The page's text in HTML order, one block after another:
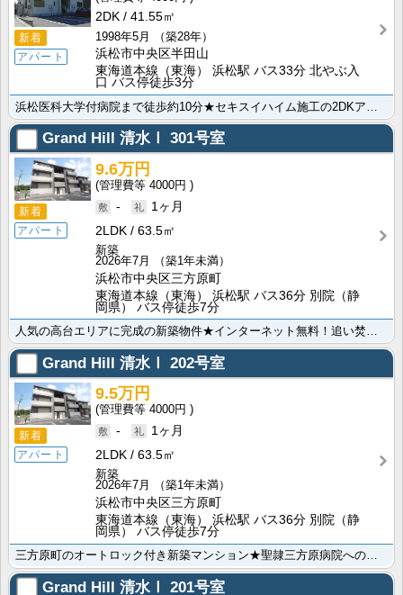
新着
アパート
2DK
41.55㎡
1998年5月
（築28年）
浜松市中央区半田山
東海道本線（東海） 浜松駅 バス33分 北やぶ入
口 バス停徒歩3分
Grand Hill 清水Ⅰ 301号室
新着
アパート
9.6万円
4000円
-
1ヶ月
2LDK
63.5㎡
新築
2026年7月
（築1年未満）
浜松市中央区三方原町
東海道本線（東海） 浜松駅 バス36分 別院（静
岡県） バス停徒歩7分
Grand Hill 清水Ⅰ 202号室
新着
アパート
9.5万円
4000円
-
1ヶ月
2LDK
63.5㎡
新築
2026年7月
（築1年未満）
浜松市中央区三方原町
東海道本線（東海） 浜松駅 バス36分 別院（静
岡県） バス停徒歩7分
Grand Hill 清水Ⅰ 201号室